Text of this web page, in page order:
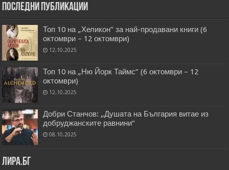
Последни публикации
Топ 10 на „Хеликон” за най-продавани книги (6
октомври – 12 октомври)
12.10.2025
Топ 10 на „Ню Йорк Таймс” (6 октомври – 12
октомври)
12.10.2025
Добри Станчов: „Душата на България витае из
добруджанските равнини“
08.10.2025
Лира.бг